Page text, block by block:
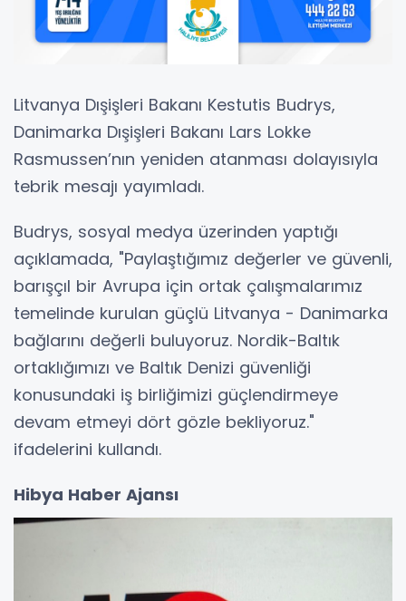
Litvanya Dışişleri Bakanı Kestutis Budrys,
Danimarka Dışişleri Bakanı Lars Lokke
Rasmussen’nın yeniden atanması dolayısıyla
tebrik mesajı yayımladı.
Budrys, sosyal medya üzerinden yaptığı
açıklamada, "Paylaştığımız değerler ve güvenli,
barışçıl bir Avrupa için ortak çalışmalarımız
temelinde kurulan güçlü Litvanya - Danimarka
bağlarını değerli buluyoruz. Nordik-Baltık
ortaklığımızı ve Baltık Denizi güvenliği
konusundaki iş birliğimizi güçlendirmeye
devam etmeyi dört gözle bekliyoruz."
ifadelerini kullandı.
Hibya Haber Ajansı